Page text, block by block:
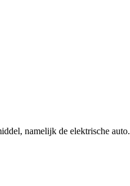
namelijk de elektrische auto.